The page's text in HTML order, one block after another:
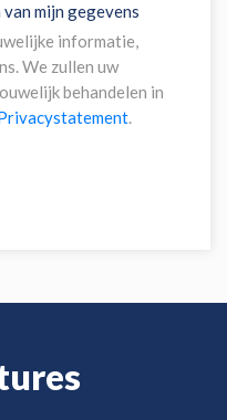
mijn gegevens
informatie,
We zullen uw
behandelen in
.